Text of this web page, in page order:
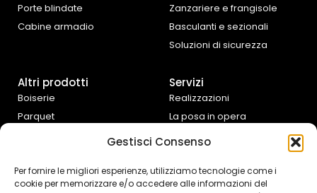
Gestisci Consenso
Per fornire le migliori esperienze, utilizziamo tecnologie come i
cookie per memorizzare e/o accedere alle informazioni del
Porte blindate
Cabine armadio
Zanzariere e frangisole
Basculanti e sezionali
Soluzioni di sicurezza
Altri prodotti
Boiserie
Parquet
d’arredo
Controtelai Scrigno
Servizi
Realizzazioni
La posa in opera
preventivazione
Assistenza fai da te